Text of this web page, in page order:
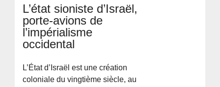
L’état sioniste d’Israël,
porte-avions de
l’impérialisme
occidental
L’État d’Israël est une création
coloniale du vingtième siècle, au